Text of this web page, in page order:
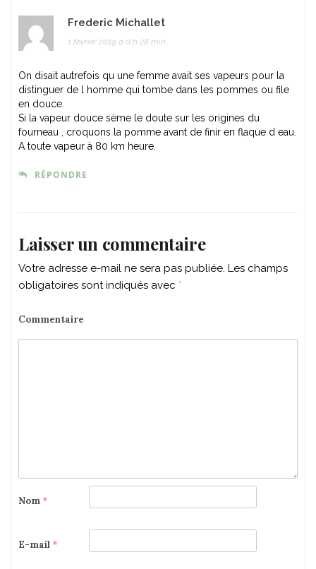
Frederic Michallet
1 février 2019 à 0 h 28 min
On disait autrefois qu une femme avait ses vapeurs pour la
distinguer de l homme qui tombe dans les pommes ou file
en douce.
Si la vapeur douce sème le doute sur les origines du
fourneau , croquons la pomme avant de finir en flaque d eau.
A toute vapeur à 80 km heure.
RÉPONDRE
Laisser un commentaire
Votre adresse e-mail ne sera pas publiée. Les champs
obligatoires sont indiqués avec *
Commentaire
Nom *
E-mail *